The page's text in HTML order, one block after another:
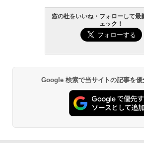
窓の杜をいいね・フォローして最
ェック！
Google 検索で当サイトの記事を優